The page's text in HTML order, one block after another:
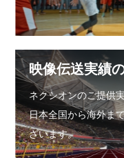
映像伝送実績
ネクシオンのご提供
日本全国から海外ま
ざいます。